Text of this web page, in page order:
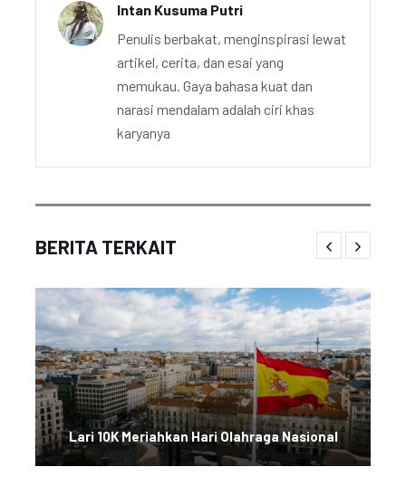
Intan Kusuma Putri
Penulis berbakat, menginspirasi lewat
artikel, cerita, dan esai yang
memukau. Gaya bahasa kuat dan
narasi mendalam adalah ciri khas
karyanya
BERITA TERKAIT
Lari 10K Meriahkan Hari Olahraga Nasional